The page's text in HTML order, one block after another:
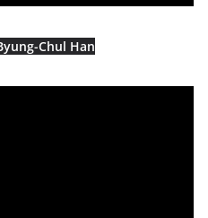
Chul Han